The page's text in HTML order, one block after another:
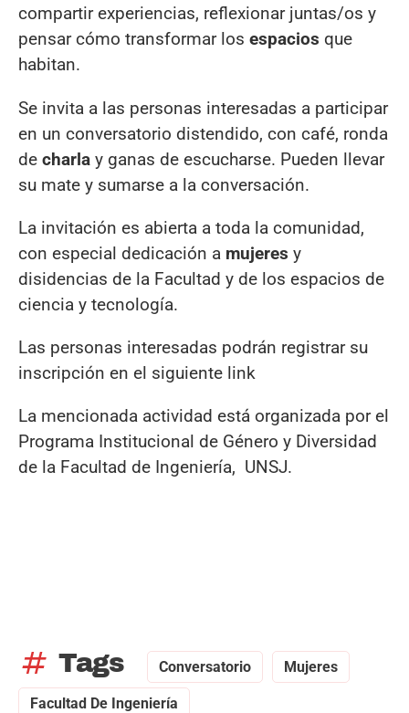
compartir experiencias, reflexionar juntas/os y
pensar cómo transformar los espacios que
habitan.
Se invita a las personas interesadas a participar
en un conversatorio distendido, con café, ronda
de charla y ganas de escucharse. Pueden llevar
su mate y sumarse a la conversación.
La invitación es abierta a toda la comunidad,
con especial dedicación a mujeres y
disidencias de la Facultad y de los espacios de
ciencia y tecnología.
Las personas interesadas podrán registrar su
inscripción en el siguiente link
La mencionada actividad está organizada por el
Programa Institucional de Género y Diversidad
de la Facultad de Ingeniería, UNSJ.
tag Tags Conversatorio Mujeres
Facultad De Ingeniería